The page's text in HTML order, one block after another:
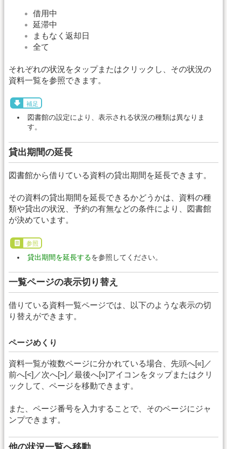
借用中
延滞中
まもなく返却日
全て
それぞれの状況をタップまたはクリックし、その状況の
資料一覧を参照できます。
補足
図書館の設定により、表示される状況の種類は異なりま
す。
貸出期間の延長
図書館から借りている資料の貸出期間を延長できます。
その資料の貸出期間を延長できるかどうかは、資料の種
類や貸出の状況、予約の有無などの条件により、図書館
が決めています。
参照
貸出期間を延長するを参照してください。
一覧ページの表示切り替え
借りている資料一覧ページでは、以下のような表示の切
り替えができます。
ページめくり
資料一覧が複数ページに分かれている場合、先頭へ[«]／
前へ[<]／次へ[>]／最後へ[»]アイコンをタップまたはクリ
ックして、ページを移動できます。
また、ページ番号を入力することで、そのページにジャ
ンプできます。
他の状況一覧へ移動